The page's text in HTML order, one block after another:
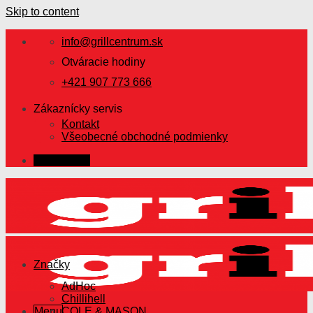
Skip to content
info@grillcentrum.sk
Otváracie hodiny
+421 907 773 666
Zákaznícky servis
Kontakt
Všeobecné obchodné podmienky
Značky
AdHoc
Chillihell